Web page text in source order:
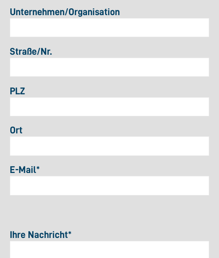
Unternehmen/Organisation
Straße/Nr.
PLZ
Ort
E-Mail*
Ihre Nachricht*